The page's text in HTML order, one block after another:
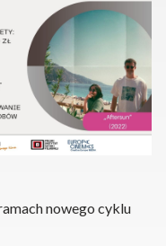
nowego cyklu